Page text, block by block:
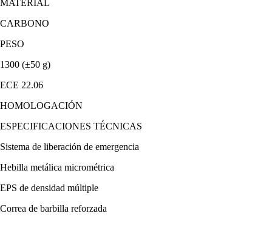
MATERIAL
CARBONO
PESO
1300 (±50 g)
ECE 22.06
HOMOLOGACIÓN
ESPECIFICACIONES TÉCNICAS
Sistema de liberación de emergencia
Hebilla metálica micrométrica
EPS de densidad múltiple
Correa de barbilla reforzada